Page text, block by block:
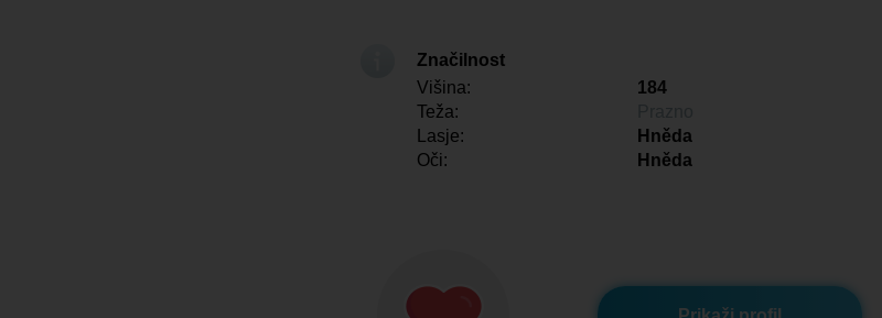
Značilnost
Višina:
184
Teža:
Lasje:
Hněda
Oči:
Hněda